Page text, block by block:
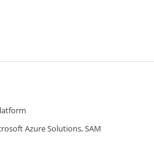
Azure Solutions, SAM